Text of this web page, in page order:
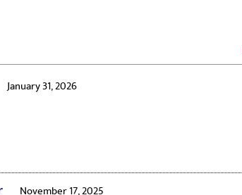
January 31, 2026
November 17, 2025